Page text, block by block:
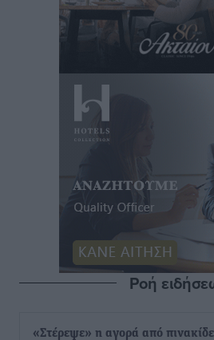
Ροή
«Στέρεψε» η αγορά από